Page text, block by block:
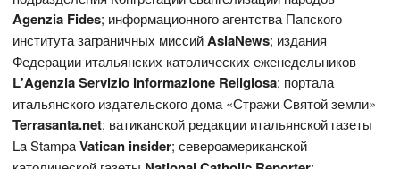
Agenzia Fides; информационного агентства Папского
института заграничных миссийAsiaNews; издания
Федерации итальянских католических еженедельников
L'Agenzia Servizio Informazione Religiosa; портала
итальянского издательского дома «Стражи Святой земли»
Terrasanta.net; ватиканской редакции итальянской газеты
La StampaVatican insider; североамериканской